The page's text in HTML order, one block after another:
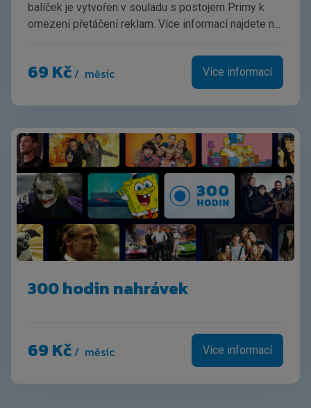
balíček je vytvořen v souladu s postojem Primy k
omezení přetáčení reklam. Více informací najdete n...
69 Kč / měsíc Více informací
300 hodin nahrávek
69 Kč / měsíc Více informací